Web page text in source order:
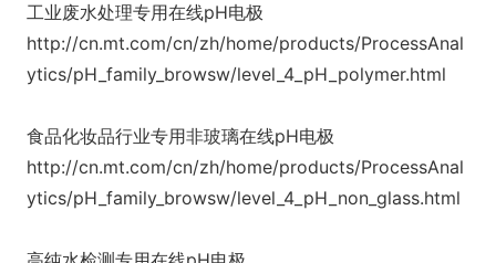
工业废水处理专用在线pH电极
http://cn.mt.com/cn/zh/home/products/ProcessAnal
ytics/pH_family_browsw/level_4_pH_polymer.html
食品化妆品行业专用非玻璃在线pH电极
http://cn.mt.com/cn/zh/home/products/ProcessAnal
ytics/pH_family_browsw/level_4_pH_non_glass.html